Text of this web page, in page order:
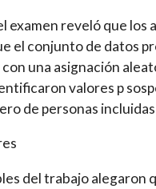
examen reveló que los
el conjunto de datos
una asignación
valores p
de personas
del trabajo alegaron